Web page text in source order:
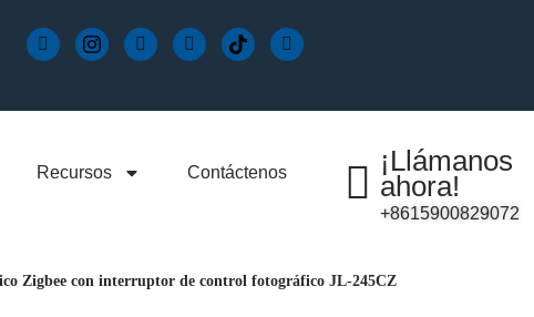
Recursos Contáctenos
¡Llámanos
ahora!
+8615900829072
Zigbee con interruptor de control fotográfico JL-245CZ